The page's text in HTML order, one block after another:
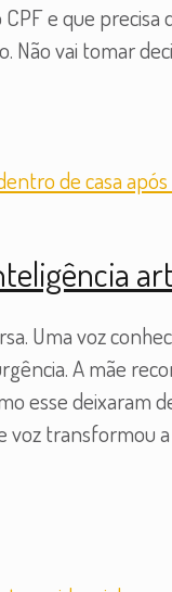
e que
Não vai tomar
Uma voz
A mãe
esse deixaram
transformou